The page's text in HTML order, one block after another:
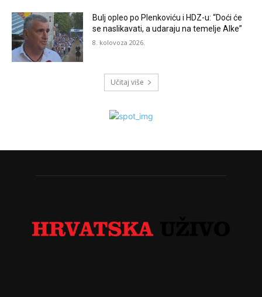
Bulj opleo po Plenkoviću i HDZ-u: “Doći će
se naslikavati, a udaraju na temelje Alke”
8. kolovoza 2026.
Učitaj više